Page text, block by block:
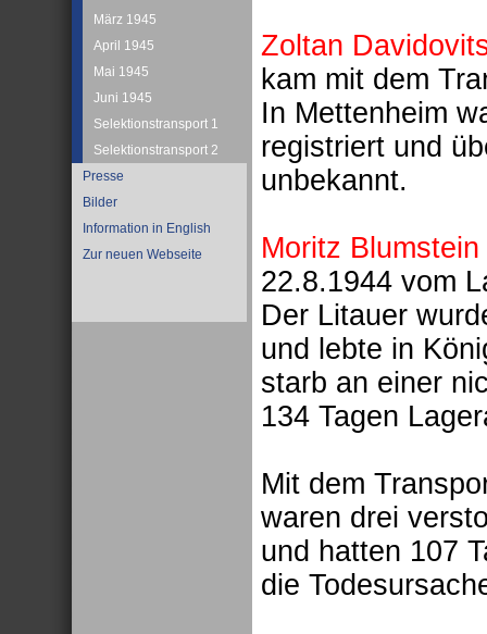
März 1945
April 1945
Mai 1945
Juni 1945
Selektionstransport 1
Selektionstransport 2
Presse
Bilder
Information in English
Zur neuen Webseite
Zoltan
kam mit dem
In Mettenheim
registriert und
unbekannt.
Moritz Blumstein
22.8.1944 vom
Der Litauer
und lebte in
starb an einer
134 Tagen
Mit dem
waren drei
und hatten 107
die